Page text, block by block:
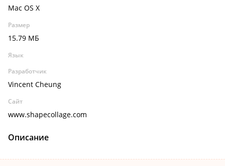
Mac OS X
Размер
15.79 МБ
Язык
Разработчик
Vincent Cheung
Сайт
www.shapecollage.com
Описание